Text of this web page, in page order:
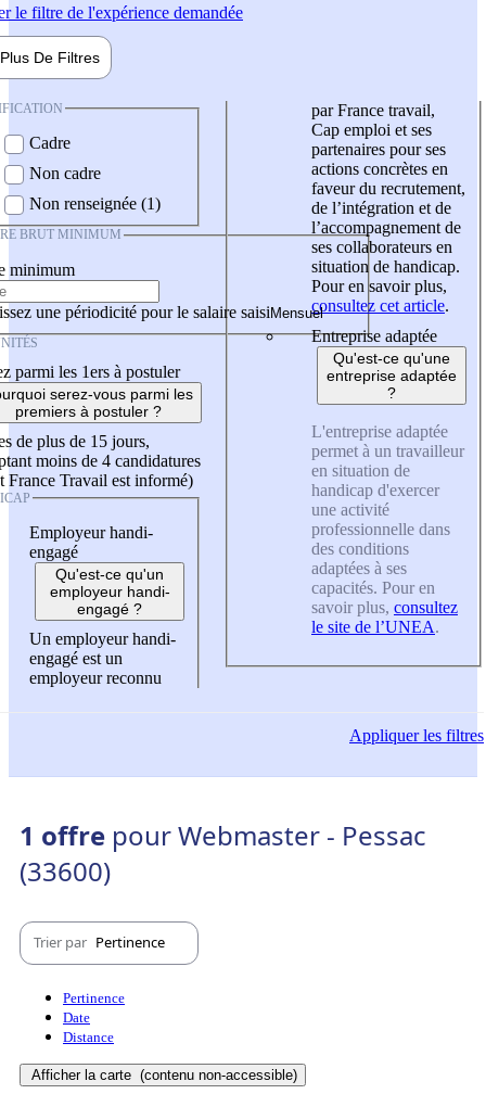
le filtre de l'expérience demandée
Plus De Filtres
Cadre
Non cadre
Non renseignée (1)
BRUT MINIMUM
minimum
une périodicité pour le salaire saisi
parmi les 1ers à postuler
serez-vous parmi les
premiers à postuler ?
de plus de 15 jours,
moins de 4 candidatures
France Travail est informé)
Employeur handi-
engagé
Qu'est-ce qu'un
employeur handi-
engagé ?
Un employeur handi-
engagé est un
employeur reconnu
par France travail,
Cap emploi et ses
partenaires pour ses
actions concrètes en
faveur du recrutement,
de l’intégration et de
l’accompagnement de
ses collaborateurs en
situation de handicap.
Pour en savoir plus,
consultez cet article.
Entreprise adaptée
Qu'est-ce qu'une
entreprise adaptée
?
L'entreprise adaptée
permet à un travailleur
en situation de
handicap d'exercer
une activité
professionnelle dans
des conditions
adaptées à ses
capacités. Pour en
savoir plus, consultez
le site de l’UNEA.
Appliquerles filtres
1 offre pour Webmaster - Pessac
(33600)
Trier par Pertinence
Pertinence
Date
Distance
Afficher la carte (contenu non-accessible)